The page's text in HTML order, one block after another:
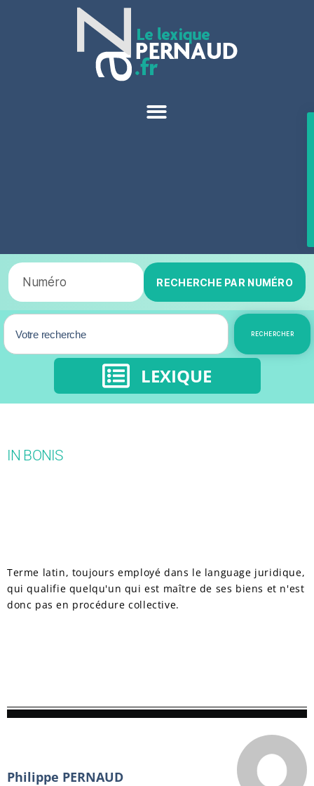
RECHERCHE PAR NUMÉRO
RECHERCHER
LEXIQUE
IN BONIS
Terme latin, toujours employé dans le language juridique,
qui qualifie quelqu'un qui est maître de ses biens et n'est
donc pas en procédure collective.
Philippe PERNAUD